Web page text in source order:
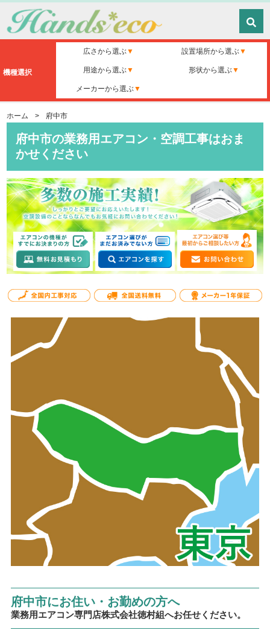
機種選択
広さから選ぶ 設置場所から選ぶ
用途から選ぶ 形状から選ぶ
メーカーから選ぶ
ホーム > 府中市
府中市の業務用エアコン・空調工事はおま
かせください
府中市にお住い・お勤めの方へ
業務用エアコン専門店株式会社徳村組へお任せください。